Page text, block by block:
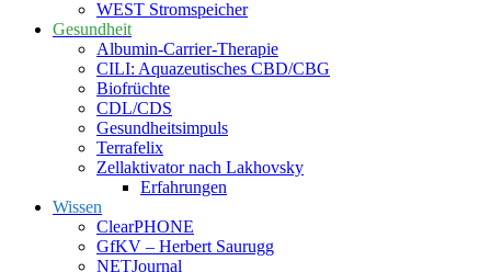
WEST Stromspeicher
Gesundheit
Albumin-Carrier-Therapie
CILI: Aquazeutisches CBD/CBG
Biofrüchte
CDL/CDS
Gesundheitsimpuls
Terrafelix
Zellaktivator nach Lakhovsky
Erfahrungen
Wissen
ClearPHONE
GfKV – Herbert Saurugg
NETJournal